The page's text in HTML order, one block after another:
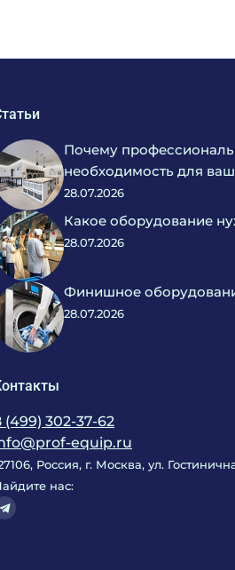
Почему
необходимость для
28.07.2026
Какое оборудование
28.07.2026
Финишное
28.07.2026
(499) 302-37-62
equip.ru
Россия, г. Москва, ул.
нас: